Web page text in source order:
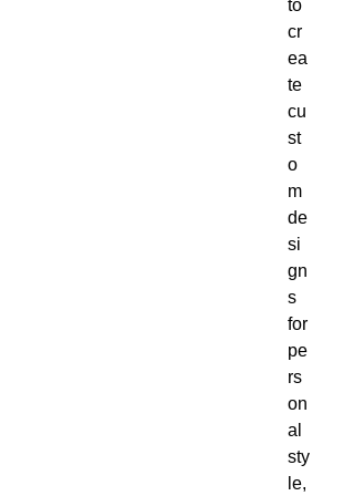
to
cr
ea
te
cu
st
o
m
de
si
gn
s
for
pe
rs
on
al
sty
le,